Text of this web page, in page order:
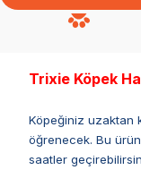
Trixie Köpek
Köpeğiniz uzaktan
öğrenecek. Bu
saatler